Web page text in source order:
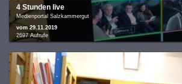
4 Stunden live
Medienportal Salzkammergut
vom 29.11.2019
2697 Aufrufe